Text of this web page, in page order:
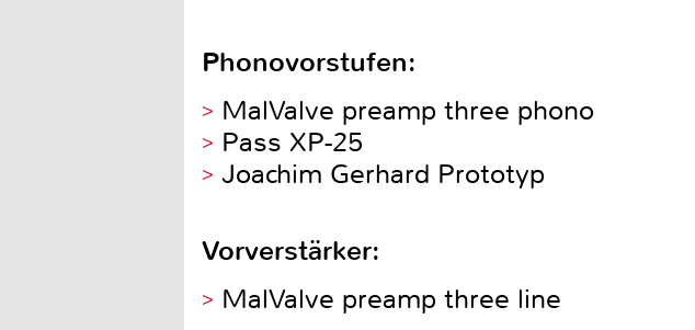
Phonovorstufen:
MalValve preamp three phono
Pass XP-25
Joachim Gerhard Prototyp
Vorverstärker:
MalValve preamp three line